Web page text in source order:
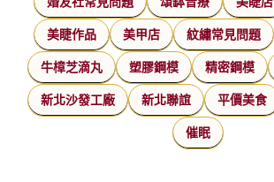
美睫作品 美甲店 紋繡常見問題
牛樟芝滴丸 塑膠鋼模 精密鋼模
新北沙發工廠 新北聯誼 平價美食
催眠